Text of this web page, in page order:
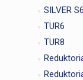
SILVER S6
TUR6
TUR8